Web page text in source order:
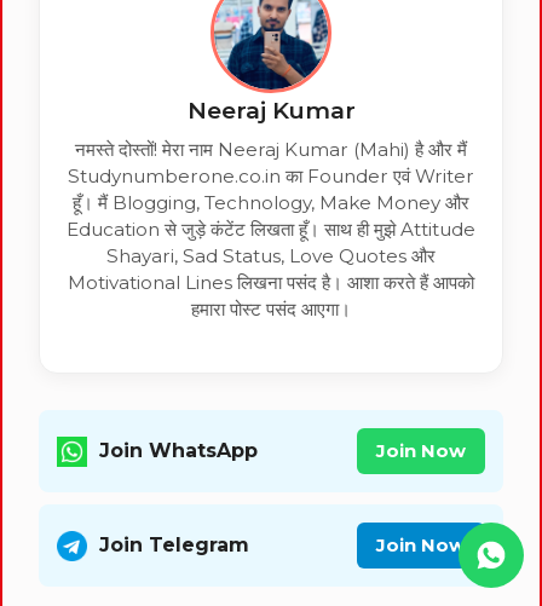
Neeraj Kumar
नमस्ते दोस्तों! मेरा नाम Neeraj Kumar (Mahi) है और मैं
Studynumberone.co.in का Founder एवं Writer
हूँ। मैं Blogging, Technology, Make Money और
Education से जुड़े कंटेंट लिखता हूँ। साथ ही मुझे Attitude
Shayari, Sad Status, Love Quotes और
Motivational Lines लिखना पसंद है। आशा करते हैं आपको
हमारा पोस्ट पसंद आएगा।
Join WhatsApp Join Now
Join Telegram Join Now